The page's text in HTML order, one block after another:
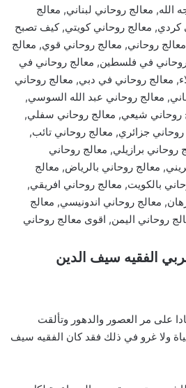
معالج روحاني لبناني, معالج
كردي, معالج روحاني كويتي, كيف تصبح
روحاني, معالج روحاني قوي, معالج
في فلسطين, معالج روحاني في
معالج روحاني في دبي, معالج روحاني
معالج روحاني عبد الله السوسي,
روحاني شيعي, معالج روحاني سفلي,
جزائري, معالج روحاني تائب,
برازيلي, معالج روحاني
معالج روحاني بالرياض, معالج
بالكويت, معالج روحاني افريقي,
معالج روحاني اندونيسي, معالج
روحاني اليمن, اقوى معالج روحاني
الفقيه سيف الدين
على مر العصور والدهور وتألقت
ولا غرو في ذلك فقد كان الفقيه سيف